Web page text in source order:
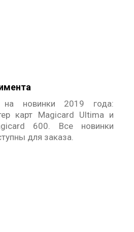
на новинки 2019 года:
карт Magicard Ultima и
600. Все новинки
для заказа.